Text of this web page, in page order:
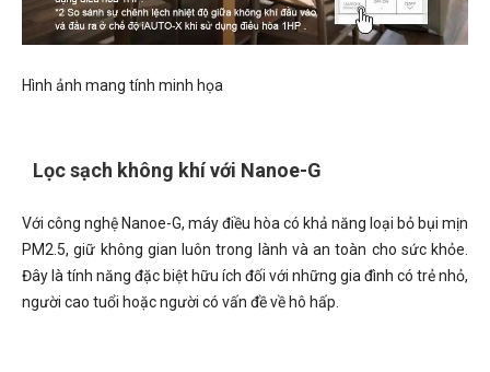
Hình ảnh mang tính minh họa
Lọc sạch không khí với Nanoe-G
Với công nghệ Nanoe-G, máy điều hòa có khả năng loại bỏ bụi mịn
PM2.5, giữ không gian luôn trong lành và an toàn cho sức khỏe.
Đây là tính năng đặc biệt hữu ích đối với những gia đình có trẻ nhỏ,
người cao tuổi hoặc người có vấn đề về hô hấp.